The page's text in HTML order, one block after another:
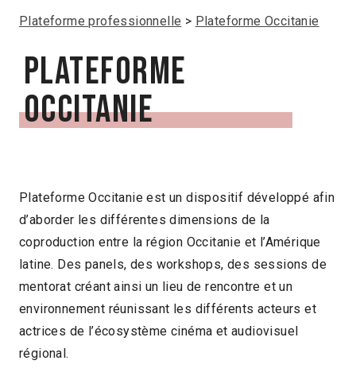
Plateforme professionnelle Plateforme Occitanie
Plateforme
Occitanie
Plateforme Occitanie est un dispositif développé afin
d’aborder les différentes dimensions de la
coproduction entre la région Occitanie et l’Amérique
latine. Des panels, des workshops, des sessions de
mentorat créant ainsi un lieu de rencontre et un
environnement réunissant les différents acteurs et
actrices de l’écosystème cinéma et audiovisuel
régional.